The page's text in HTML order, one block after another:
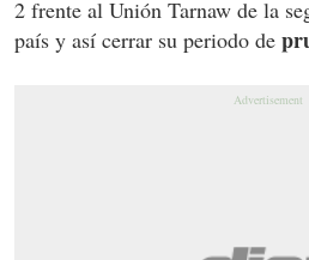
2 frente al Unión Tarnaw de la
país y así cerrar su periodo de